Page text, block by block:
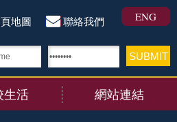
地圖 聯絡我們 ENG
生活 網站連結